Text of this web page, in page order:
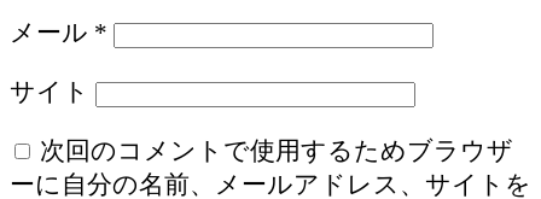
メール *
サイト
次回のコメントで使用するためブラウザ
ーに自分の名前、メールアドレス、サイトを